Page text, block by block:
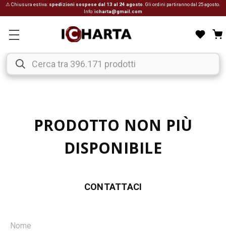
⚠ Chiusura estiva: spedizioni sospese dal 13 al 24 agosto . Gli ordini partiranno dal 25 agosto.
Info:icharta@gmail.com
PRODOTTO NON PIÙ
DISPONIBILE
CONTATTACI
Nome